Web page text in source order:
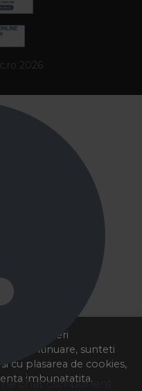
a va oferi
in continuare, sunteti
si cu plasarea de cookies,
imbunatatita.
2026
chat component